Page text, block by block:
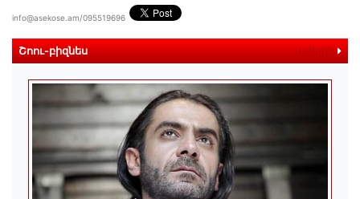
info@asekose.am/095519696
Շոու-բիզնես ավելին